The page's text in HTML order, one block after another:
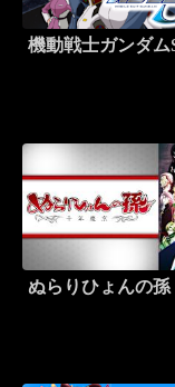
機動戦士ガンダム
ぬらりひょんの孫